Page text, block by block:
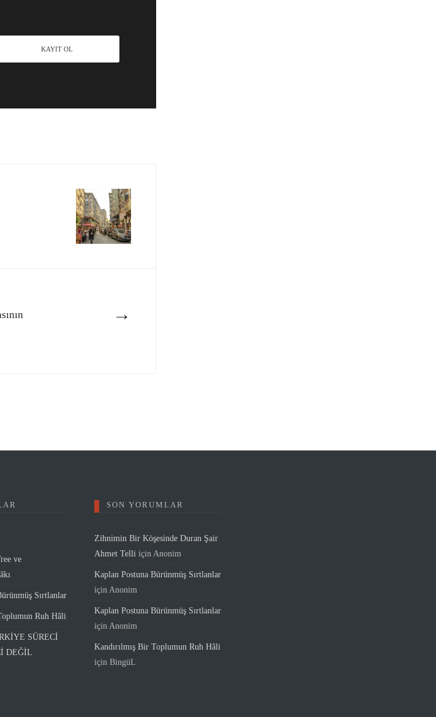
→
ve
Sırtlanlar
Ruh Hâli
SÜRECİ
DEĞİL
SON YORUMLAR
Zihnimin Bir Köşesinde Duran Şair
Ahmet Telli içinAnonim
Kaplan Postuna Bürünmüş Sırtlanlar
içinAnonim
Kaplan Postuna Bürünmüş Sırtlanlar
içinAnonim
Kandırılmış Bir Toplumun Ruh Hâli
için BingüL